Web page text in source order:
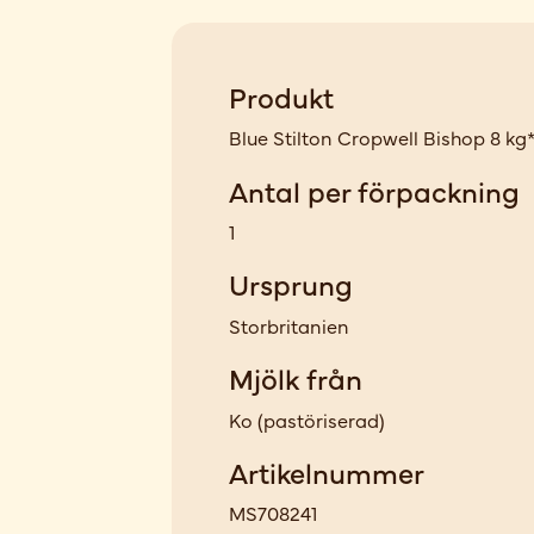
Produkt
Blue Stilton Cropwell Bishop 8
Antal per förpackning
1
Ursprung
Storbritanien
Mjölk från
Ko (pastöriserad)
Artikelnummer
MS708241